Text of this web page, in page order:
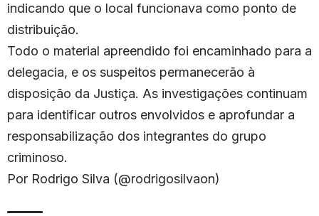
indicando que o local funcionava como ponto de
distribuição.
Todo o material apreendido foi encaminhado para a
delegacia, e os suspeitos permanecerão à
disposição da Justiça. As investigações continuam
para identificar outros envolvidos e aprofundar a
responsabilização dos integrantes do grupo
criminoso.
Por Rodrigo Silva (@rodrigosilvaon)